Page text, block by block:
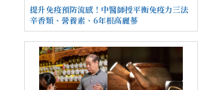
提升免疫預防流感！中醫師授平衡免疫力三法
辛香類、營養素、6年根高麗蔘